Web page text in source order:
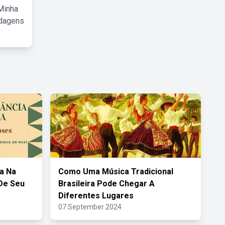
Na
Seu
Como Uma Música Tradicional
Brasileira Pode Chegar A
Diferentes Lugares
07 September 2024